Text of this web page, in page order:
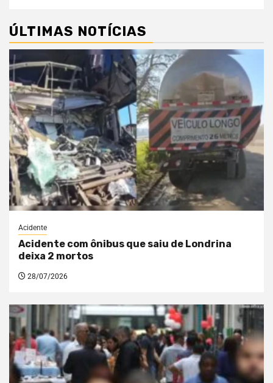
ÚLTIMAS NOTÍCIAS
Acidente
Acidente com ônibus que saiu de Londrina
deixa 2 mortos
28/07/2026